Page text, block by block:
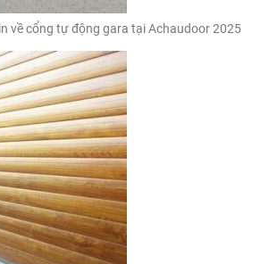
về cổng tự động gara tại Achaudoor 2025